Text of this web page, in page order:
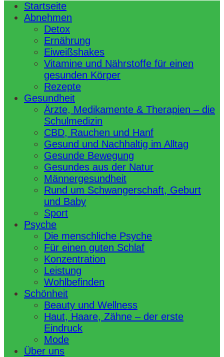
Startseite
Abnehmen
Detox
Ernährung
Eiweißshakes
Vitamine und Nährstoffe für einen
gesunden Körper
Rezepte
Gesundheit
Ärzte, Medikamente & Therapien – die
Schulmedizin
CBD, Rauchen und Hanf
Gesund und Nachhaltig im Alltag
Gesunde Bewegung
Gesundes aus der Natur
Männergesundheit
Rund um Schwangerschaft, Geburt
und Baby
Sport
Psyche
Die menschliche Psyche
Für einen guten Schlaf
Konzentration
Leistung
Wohlbefinden
Schönheit
Beauty und Wellness
Haut, Haare, Zähne – der erste
Eindruck
Mode
Über uns